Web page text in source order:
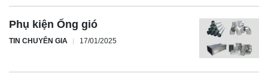
Phụ kiện Ống gió
TIN CHUYÊN GIA 17/01/2025